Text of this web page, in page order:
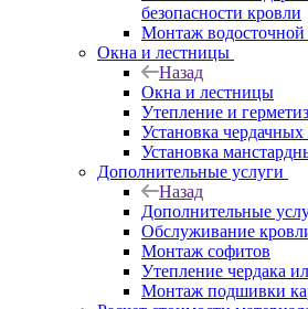
безопасности кровли
Монтаж водосточной
Окна и лестницы
Назад
Окна и лестницы
Утепление и
Установка чердачных
Установка
Дополнительные услуги
Назад
Дополнительные
Обслуживание
Монтаж софитов
Утепление чердака
Монтаж подшивки